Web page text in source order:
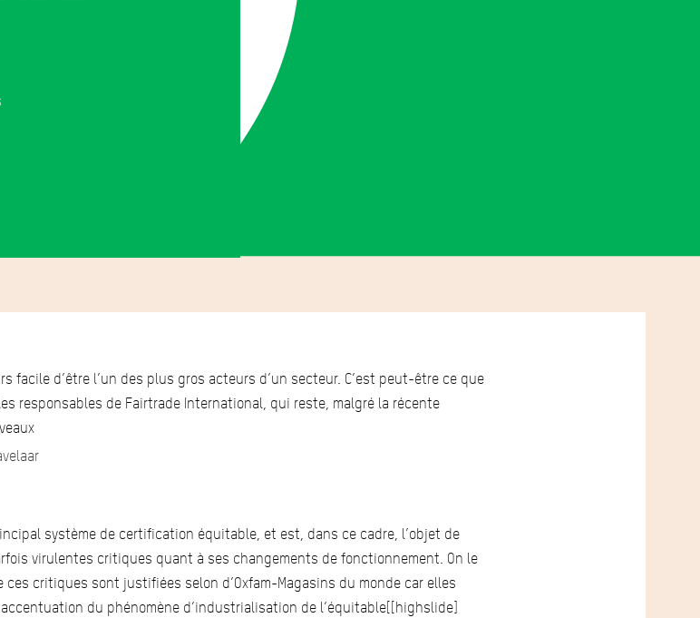
facile d’être l’un des plus gros acteurs d’un secteur. C’est peut-être ce que
responsables de Fairtrade International, qui reste, malgré la récente
système de certification équitable, et est, dans ce cadre, l’objet de
virulentes critiques quant à ses changements de fonctionnement. On le
ces critiques sont justifiées selon d’Oxfam-Magasins du monde car elles
du phénomène d’industrialisation de l’équitable[[highslide]